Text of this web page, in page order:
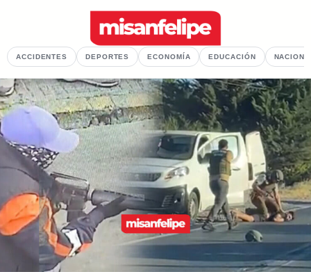
ACCIDENTES DEPORTES ECONOMÍA EDUCACIÓN